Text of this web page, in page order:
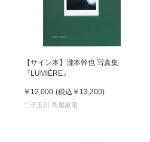
【サイン本】瀧本幹也 写真集
『LUMIÈRE』
￥12,000 (税込 ￥13,200)
二子玉川 蔦屋家電